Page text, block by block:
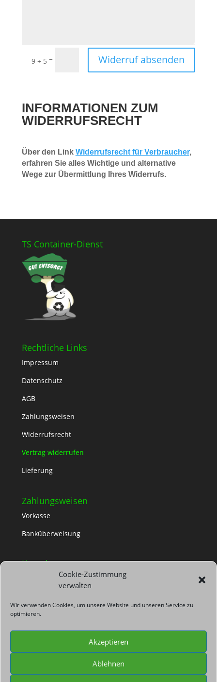
Cookie-Zustimmung
verwalten
Wir verwenden Cookies, um unsere Website und unseren Service zu
optimieren.
Akzeptieren
Ablehnen
9 + 5 = Widerruf absenden
INFORMATIONEN ZUM
WIDERRUFSRECHT
Über den Link Widerrufsrecht für Verbraucher,
erfahren Sie alles Wichtige und alternative
Wege zur Übermittlung Ihres Widerrufs.
TS Container-Dienst
Rechtliche Links
Impressum
Datenschutz
AGB
Zahlungsweisen
Widerrufsrecht
Vertrag widerrufen
Lieferung
Zahlungsweisen
Vorkasse
Banküberweisung
Kontakt
TS Container-Dienst
Glienicker Str. 101, 12557 Berlin
030 67820310
info@ts-container.de